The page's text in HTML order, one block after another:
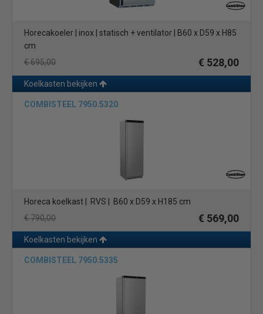
Horecakoeler | inox | statisch + ventilator | B60 x D59 x H85
cm
€ 695,00
€ 528,00
Koelkasten bekijken
COMBISTEEL 7950.5320
Horeca koelkast | RVS | B60 x D59 x H185 cm
€ 790,00
€ 569,00
Koelkasten bekijken
COMBISTEEL 7950.5335